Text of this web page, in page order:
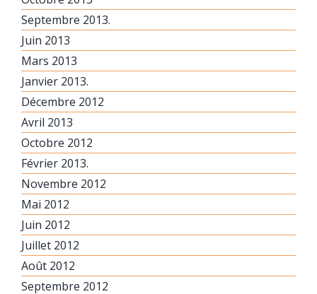
Septembre 2013.
Juin 2013
Mars 2013
Janvier 2013.
Décembre 2012
Avril 2013
Octobre 2012
Février 2013.
Novembre 2012
Mai 2012
Juin 2012
Juillet 2012
Août 2012
Septembre 2012